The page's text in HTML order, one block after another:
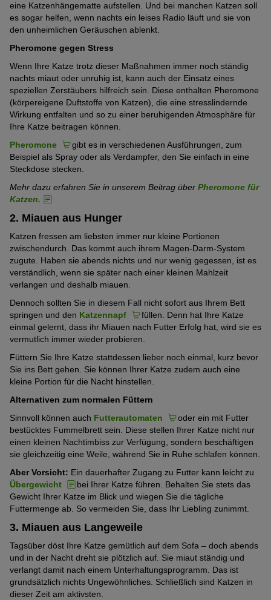
eine Katzenhängematte aufstellen. Und bei manchen Katzen soll
es sogar helfen, wenn nachts ein leises Radio läuft und sie von
den unheimlichen Geräuschen ablenkt.
Pheromone gegen Stress
Wenn Ihre Katze trotz dieser Maßnahmen immer noch ständig
nachts miaut oder unruhig ist, kann auch der Einsatz eines
speziellen Zerstäubers hilfreich sein. Diese enthalten Pheromone
(körpereigene Duftstoffe von Katzen), die eine stresslindernde
Wirkung entfalten und so zu einer beruhigenden Atmosphäre für
Ihre Katze beitragen können.
Pheromone
gibt es in verschiedenen Ausführungen, zum
Beispiel als Spray oder als Verdampfer, den Sie einfach in eine
Steckdose stecken.
Mehr dazu erfahren Sie in unserem Beitrag über Pheromone für
Katzen.
2. Miauen aus Hunger
Katzen fressen am liebsten immer nur kleine Portionen
zwischendurch. Das kommt auch ihrem Magen-Darm-System
zugute. Haben sie abends nichts und nur wenig gegessen, ist es
verständlich, wenn sie später nach einer kleinen Mahlzeit
verlangen und deshalb miauen.
Dennoch sollten Sie in diesem Fall nicht sofort aus Ihrem Bett
springen und den Katzennapf
füllen. Denn hat Ihre Katze
einmal gelernt, dass ihr Miauen nach Futter Erfolg hat, wird sie es
vermutlich immer wieder probieren.
Füttern Sie Ihre Katze stattdessen lieber noch einmal, kurz bevor
Sie ins Bett gehen. Sie können Ihrer Katze zudem auch eine
kleine Portion für die Nacht hinstellen.
Alternativen zum normalen Füttern
Sinnvoll können auch Futterautomaten
oder ein mit Futter
bestücktes Fummelbrett sein. Diese stellen Ihrer Katze nicht nur
einen kleinen Nachtimbiss zur Verfügung, sondern beschäftigen
sie gleichzeitig eine Weile, während Sie in Ruhe schlafen können.
Aber Vorsicht: Ein dauerhafter Zugang zu Futter kann leicht zu
Übergewicht
bei Ihrer Katze führen. Behalten Sie stets das
Gewicht Ihrer Katze im Blick und wiegen Sie die tägliche
Futtermenge ab. So vermeiden Sie, dass Ihr Liebling zunimmt.
3. Miauen aus Langeweile
Tagsüber döst Ihre Katze gemütlich auf dem Sofa – doch abends
und in der Nacht dreht sie plötzlich auf. Sie miaut ständig und
verlangt damit nach einem Unterhaltungsprogramm. Das ist
grundsätzlich nichts Ungewöhnliches. Schließlich sind Katzen in
dieser Zeit am aktivsten.